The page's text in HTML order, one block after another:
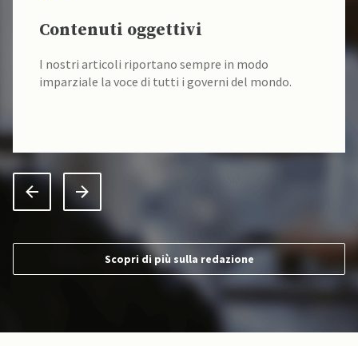
Contenuti oggettivi
I nostri articoli riportano sempre in modo
imparziale la voce di tutti i governi del mondo.
Scopri di più sulla redazione